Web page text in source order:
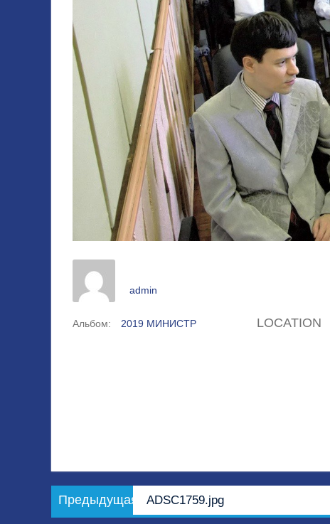
admin
Альбом: 2019 МИНИСТР LOCATION
Навигация
по
Предыдущая
Предыдущая
запись:
ADSC1759.jpg